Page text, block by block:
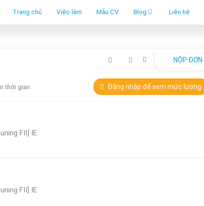
Trang chủ Việc làm Mẫu CV Blog Liên hệ
NỘP ĐƠN
thời gian Đăng nhập để xem mức lương
FII] IE
FII] IE